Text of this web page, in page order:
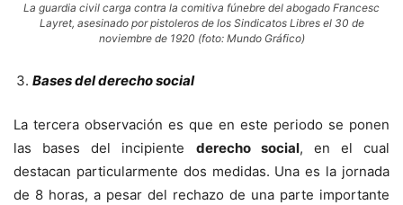
La guardia civil carga contra la comitiva fúnebre del abogado Francesc
Layret, asesinado por pistoleros de los Sindicatos Libres el 30 de
noviembre de 1920 (foto: Mundo Gráfico)
Bases del derecho social
La tercera observación es que en este periodo se ponen
las bases del incipiente derecho social, en el cual
destacan particularmente dos medidas. Una es la jornada
de 8 horas, a pesar del rechazo de una parte importante